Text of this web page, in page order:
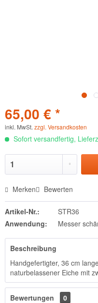
65,00 € *
inkl. MwSt. zzgl. Versandkosten
Sofort versandfertig,
Merken Bewerten
Artikel-Nr.:
STR36
Anwendung:
Messer
Beschreibung
Handgefertigter, 36 cm
naturbelassener Eiche mit
Bewertungen
0